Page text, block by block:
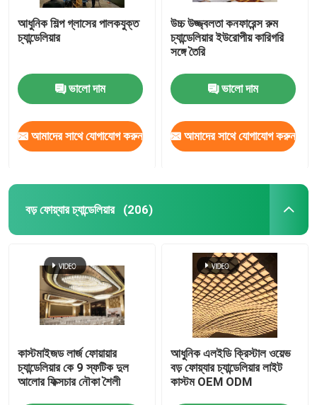
আধুনিক শিল্প গ্লাসের পালকযুক্ত
চ্যান্ডেলিয়ার
ভালো দাম
আমাদের সাথে যোগাযোগ করুন
উচ্চ উজ্জ্বলতা কনফারেন্স রুম
চ্যান্ডেলিয়ার ইউরোপীয় কারিগরি
সঙ্গে তৈরি
ভালো দাম
আমাদের সাথে যোগাযোগ করুন
বড় ফোয়্যার চ্যান্ডেলিয়ার (206)
কাস্টমাইজড লার্জ ফোয়ায়ার
চ্যান্ডেলিয়ার কে 9 স্ফটিক দুল
আলোর ফিক্সচার নৌকা শৈলী
আধুনিক এলইডি ক্রিস্টাল ওয়েভ
বড় ফোয়্যার চ্যান্ডেলিয়ার লাইট
কাস্টম OEM ODM